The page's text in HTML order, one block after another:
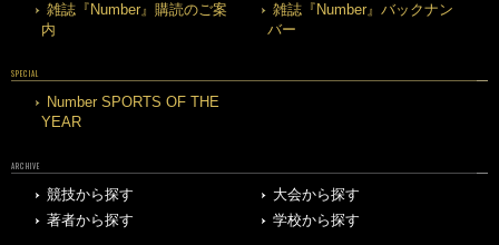
雑誌『Number』購読のご案
内
雑誌『Number』バックナン
バー
SPECIAL
Number SPORTS OF THE
YEAR
ARCHIVE
競技から探す
大会から探す
著者から探す
学校から探す